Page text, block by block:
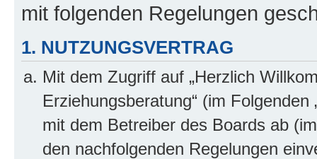
mit folgenden Regelungen
1. NUTZUNGSVERTRAG
Mit dem Zugriff auf „Herzlich
Erziehungsberatung“ (im
mit dem Betreiber des Boards ab
den nachfolgenden Regelungen